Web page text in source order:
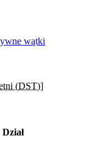
wątki
(DST)]
Dział